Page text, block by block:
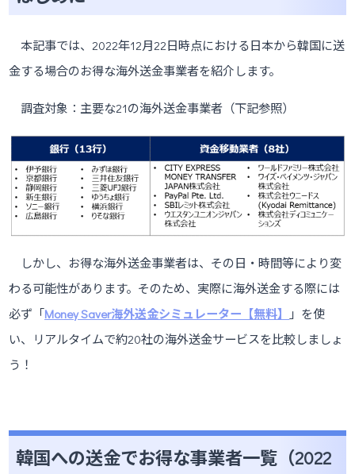
本記事では、2022年12月22日時点における日本から韓国に送
金する場合のお得な海外送金事業者を紹介します。
調査対象：主要な21の海外送金事業者（下記参照）
しかし、お得な海外送金事業者は、その日・時間等により変
わる可能性があります。そのため、実際に海外送金する際には
必ず「Money Saver海外送金シミュレーター【無料】
」を使
い、リアルタイムで約20社の海外送金サービスを比較しましょ
う！
韓国への送金でお得な事業者一覧（2022